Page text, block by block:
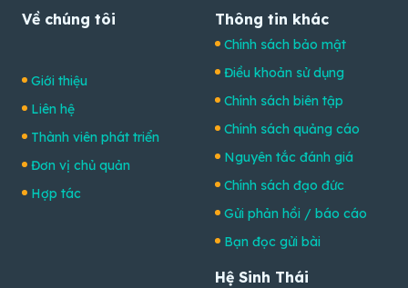
Về chúng tôi
Giới thiệu
Liên hệ
Thành viên phát triển
Đơn vị chủ quản
Hợp tác
Thông tin khác
Chính sách bảo mật
Điều khoản sử dụng
Chính sách biên tập
Chính sách quảng cáo
Nguyên tắc đánh giá
Chính sách đạo đức
Gửi phản hồi / báo cáo
Bạn đọc gửi bài
Hệ Sinh Thái